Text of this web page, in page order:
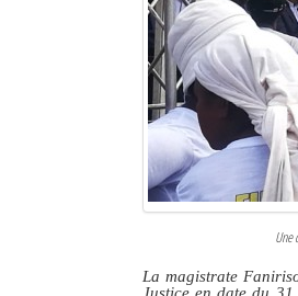
Une
La magistrate
Justice en date du